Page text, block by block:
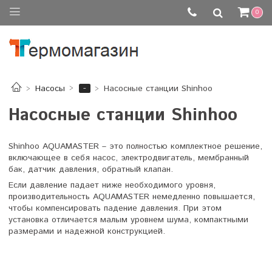
0
Насосы - Насосные станции Shinhoo
Насосные станции Shinhoo
Shinhoo AQUAMASTER – это полностью комплектное решение,
включающее в себя насос, электродвигатель, мембранный
бак, датчик давления, обратный клапан.
Если давление падает ниже необходимого уровня,
производительность AQUAMASTER немедленно повышается,
чтобы компенсировать падение давления. При этом
установка отличается малым уровнем шума, компактными
размерами и надежной конструкцией.